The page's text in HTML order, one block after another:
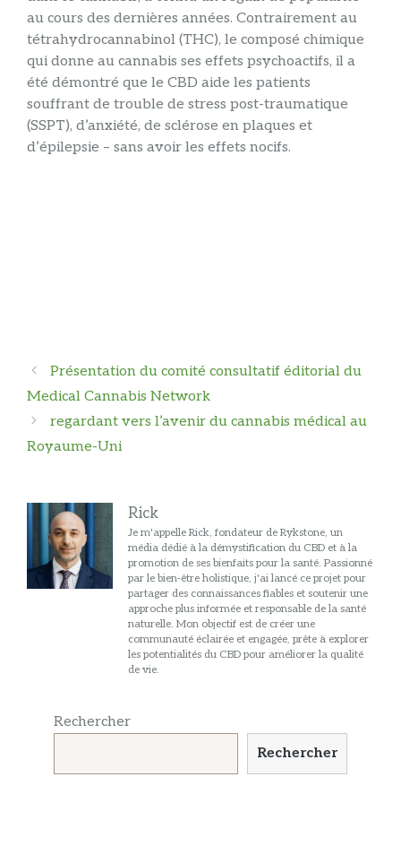
au cours des dernières années. Contrairement au
tétrahydrocannabinol (THC), le composé chimique
qui donne au cannabis ses effets psychoactifs, il a
été démontré que le CBD aide les patients
souffrant de trouble de stress post-traumatique
(SSPT), d’anxiété, de sclérose en plaques et
d’épilepsie – sans avoir les effets nocifs.
Navigation
des
Présentation du comité consultatif éditorial du
Medical Cannabis Network
regardant vers l’avenir du cannabis médical au
Royaume-Uni
Rick
Je m'appelle Rick, fondateur de Rykstone, un
média dédié à la démystification du CBD et à la
promotion de ses bienfaits pour la santé. Passionné
par le bien-être holistique, j'ai lancé ce projet pour
partager des connaissances fiables et soutenir une
approche plus informée et responsable de la santé
naturelle. Mon objectif est de créer une
communauté éclairée et engagée, prête à explorer
les potentialités du CBD pour améliorer la qualité
de vie.
Rechercher
Rechercher